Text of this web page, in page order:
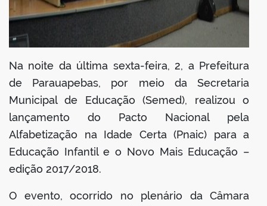
Na noite da última sexta-feira, 2, a Prefeitura
de Parauapebas, por meio da Secretaria
Municipal de Educação (Semed), realizou o
lançamento do Pacto Nacional pela
Alfabetização na Idade Certa (Pnaic) para a
Educação Infantil e o Novo Mais Educação –
edição 2017/2018.
O evento, ocorrido no plenário da Câmara